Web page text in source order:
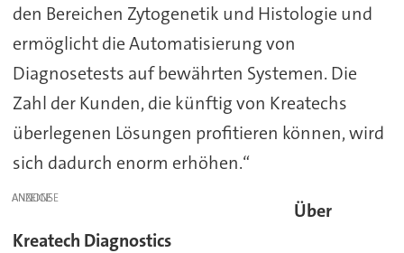
den Bereichen Zytogenetik und Histologie und
ermöglicht die Automatisierung von
Diagnosetests auf bewährten Systemen. Die
Zahl der Kunden, die künftig von Kreatechs
überlegenen Lösungen profitieren können, wird
sich dadurch enorm erhöhen.“
ANZEIGE
Über
Kreatech Diagnostics